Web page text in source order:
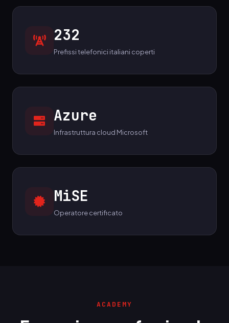
232
Prefissi telefonici italiani coperti
Azure
Infrastruttura cloud Microsoft
MiSE
Operatore certificato
ACADEMY